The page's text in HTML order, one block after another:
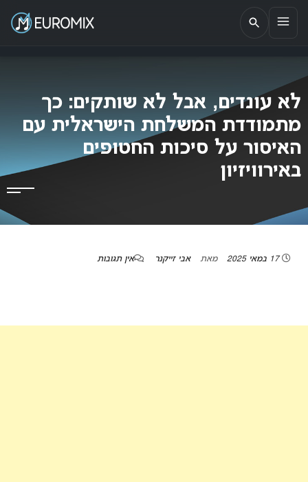
EUROMIX
אתר הבית של האירוויזיון בישראל
לא עונדים, אבל לא שותקים: כך
מתמודדת המשלחת הישראלית עם
האיסור על סיכות החטופים
באירוויזיון
17 במאי 2025 מאת אבי זייקנר אין תגובות